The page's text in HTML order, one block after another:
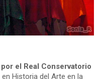
el Real Conservatorio
Historia del Arte en la